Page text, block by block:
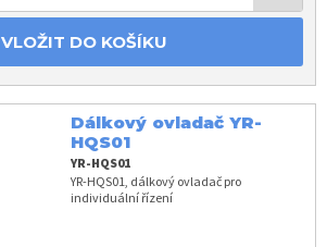
VLOŽIT DO KOŠÍKU
Dálkový ovladač YR-
HQS01
YR-HQS01
YR-HQS01, dálkový ovladač pro
individuální řízení